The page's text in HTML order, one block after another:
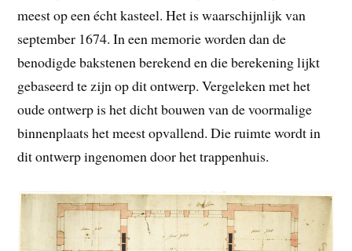
meest op een écht kasteel. Het is waarschijnlijk van
september 1674. In een memorie worden dan de
benodigde bakstenen berekend en die berekening lijkt
gebaseerd te zijn op dit ontwerp. Vergeleken met het
oude ontwerp is het dicht bouwen van de voormalige
binnenplaats het meest opvallend. Die ruimte wordt in
dit ontwerp ingenomen door het trappenhuis.